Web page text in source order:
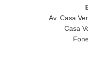
Av. Casa
Casa